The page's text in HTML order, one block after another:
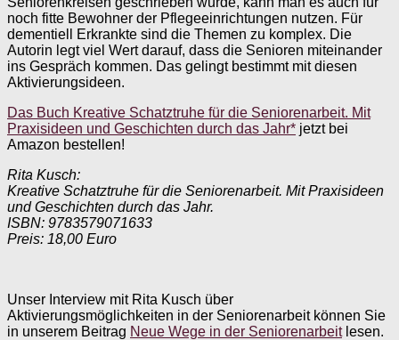
noch fitte Bewohner der Pflegeeinrichtungen nutzen. Für
dementiell Erkrankte sind die Themen zu komplex. Die
Autorin legt viel Wert darauf, dass die Senioren miteinander
ins Gespräch kommen. Das gelingt bestimmt mit diesen
Aktivierungsideen.
Das Buch Kreative Schatztruhe für die Seniorenarbeit. Mit
Praxisideen und Geschichten durch das Jahr* jetzt bei
Amazon bestellen!
Rita Kusch:
Kreative Schatztruhe für die Seniorenarbeit. Mit Praxisideen
und Geschichten durch das Jahr.
ISBN: 9783579071633
Preis: 18,00 Euro
Unser Interview mit Rita Kusch über
Aktivierungsmöglichkeiten in der Seniorenarbeit können Sie
in unserem Beitrag Neue Wege in der Seniorenarbeitlesen.